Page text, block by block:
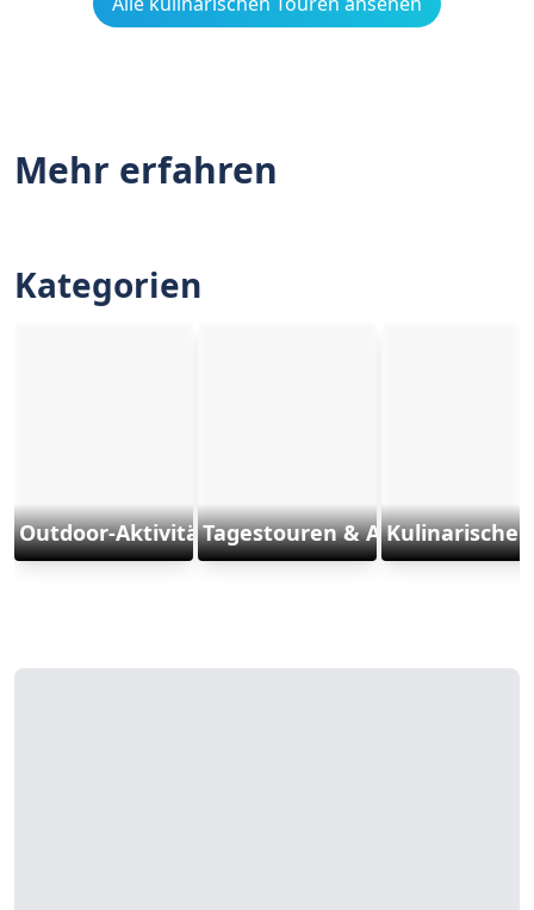
Mehr erfahren
Kategorien
Outdoor-Aktivitäten und Sports
Tagestouren & Ausflüge
Kulinarische